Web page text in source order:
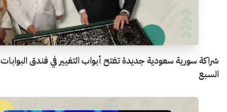
شراكة سورية سعودية جديدة تفتح أبواب التغيير في فندق البوابات
السبع